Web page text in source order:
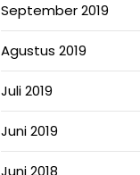
September 2019
Agustus 2019
Juli 2019
Juni 2019
Juni 2018